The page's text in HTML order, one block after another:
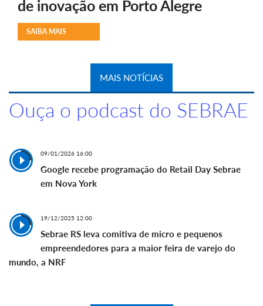
de inovação em Porto Alegre
SAIBA MAIS
MAIS NOTÍCIAS
Ouça o podcast do SEBRAE
09/01/2026 16:00
Google recebe programação do Retail Day Sebrae
em Nova York
19/12/2025 12:00
Sebrae RS leva comitiva de micro e pequenos
empreendedores para a maior feira de varejo do
mundo, a NRF